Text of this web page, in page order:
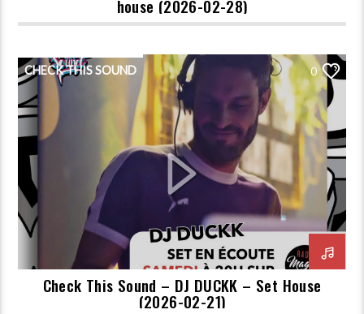
house (2026-02-28)
CHECK THIS SOUND 0
Check This Sound – DJ DUCKK – Set House
(2026-02-21)